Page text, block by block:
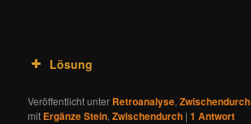
Lösung
Veröffentlicht unter Retroanalyse,Zwischendurch
mit Ergänze Stein,Zwischendurch |1 Antwort